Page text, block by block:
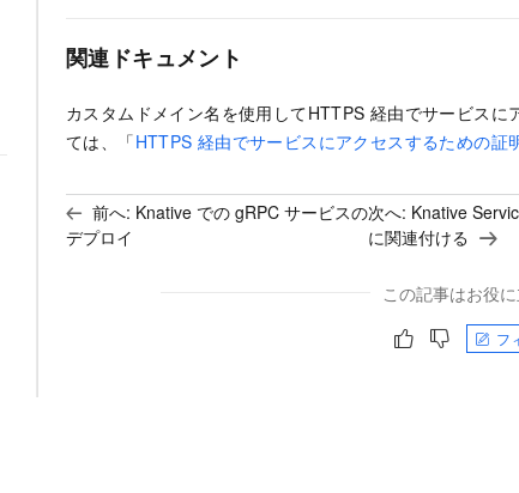
関連ドキュメント
カスタムドメイン名を使用してHTTPS 経由でサービスに
ては、「HTTPS 経由でサービスにアクセスするための証
前へ: Knative での gRPC サービスの
デプロイ
次へ: Knative
に関連付ける
この記事はお役
フ